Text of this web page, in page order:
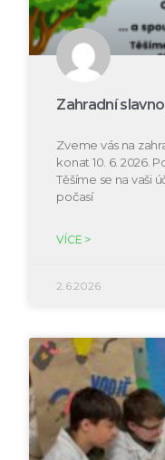
Zahradní
Zveme vás na
konat 10. 6. 2026.
Těšíme se na vaši
počasí
VÍCE >
2.6.2026